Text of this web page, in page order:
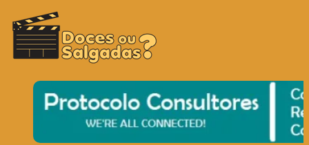
DOCES OU SALGADAS?
O Cinema? Uma Paixão!!